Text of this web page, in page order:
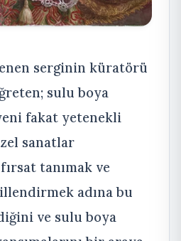
serginin küratörü
sulu boya
fakat yetenekli
sanatlar
tanımak ve
adına bu
ve sulu boya